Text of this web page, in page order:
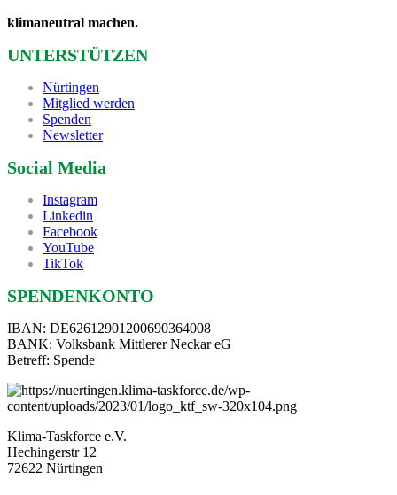
klimaneutral machen.
UNTERSTÜTZEN
Nürtingen
Mitglied werden
Spenden
Newsletter
Social Media
Instagram
Linkedin
Facebook
YouTube
TikTok
SPENDENKONTO
IBAN: DE62612901200690364008
BANK: Volksbank Mittlerer Neckar eG
Betreff: Spende
Klima-Taskforce e.V.
Hechingerstr 12
72622 Nürtingen